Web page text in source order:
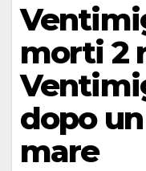
morti 2
dopo
mare